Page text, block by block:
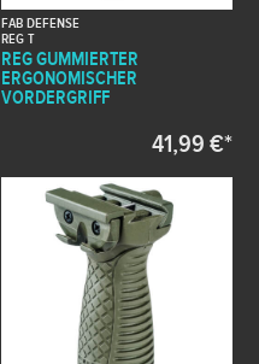
FAB DEFENSE
REG T
REG GUMMIERTER
ERGONOMISCHER
VORDERGRIFF
41,99 €*